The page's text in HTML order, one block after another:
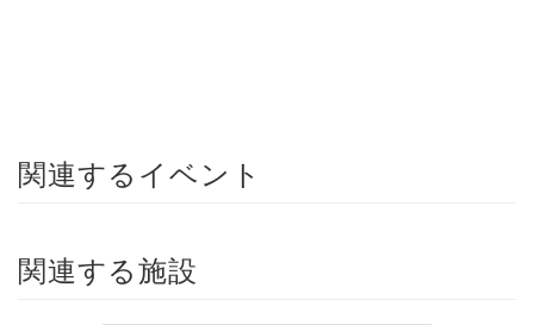
関連するイベント
関連する施設